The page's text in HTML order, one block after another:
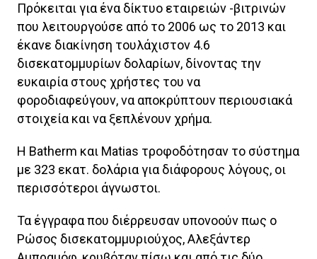
Πρόκειται για ένα δίκτυο εταιρειών -βιτρινών
που λειτουργούσε από το 2006 ως το 2013 και
έκανε διακίνηση τουλάχιστον 4.6
δισεκατομμυρίων δολαρίων, δίνοντας την
ευκαιρία στους χρήστες του να
φοροδιαφεύγουν, να αποκρύπτουν περιουσιακά
στοιχεία και να ξεπλένουν χρήμα.
Η Batherm και Matias τροφοδότησαν το σύστημα
με 323 εκατ. δολάρια για διάφορους λόγους, οι
περισσότεροι άγνωστοι.
Τα έγγραφα που διέρρευσαν υπονοούν πως ο
Ρώσος δισεκατομμυριούχος, Αλεξάντερ